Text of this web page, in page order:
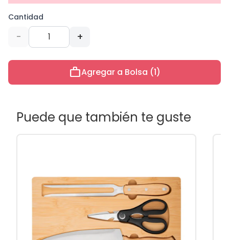
Cantidad
- +
workAgregar a Bolsa (1)
Puede que también te guste